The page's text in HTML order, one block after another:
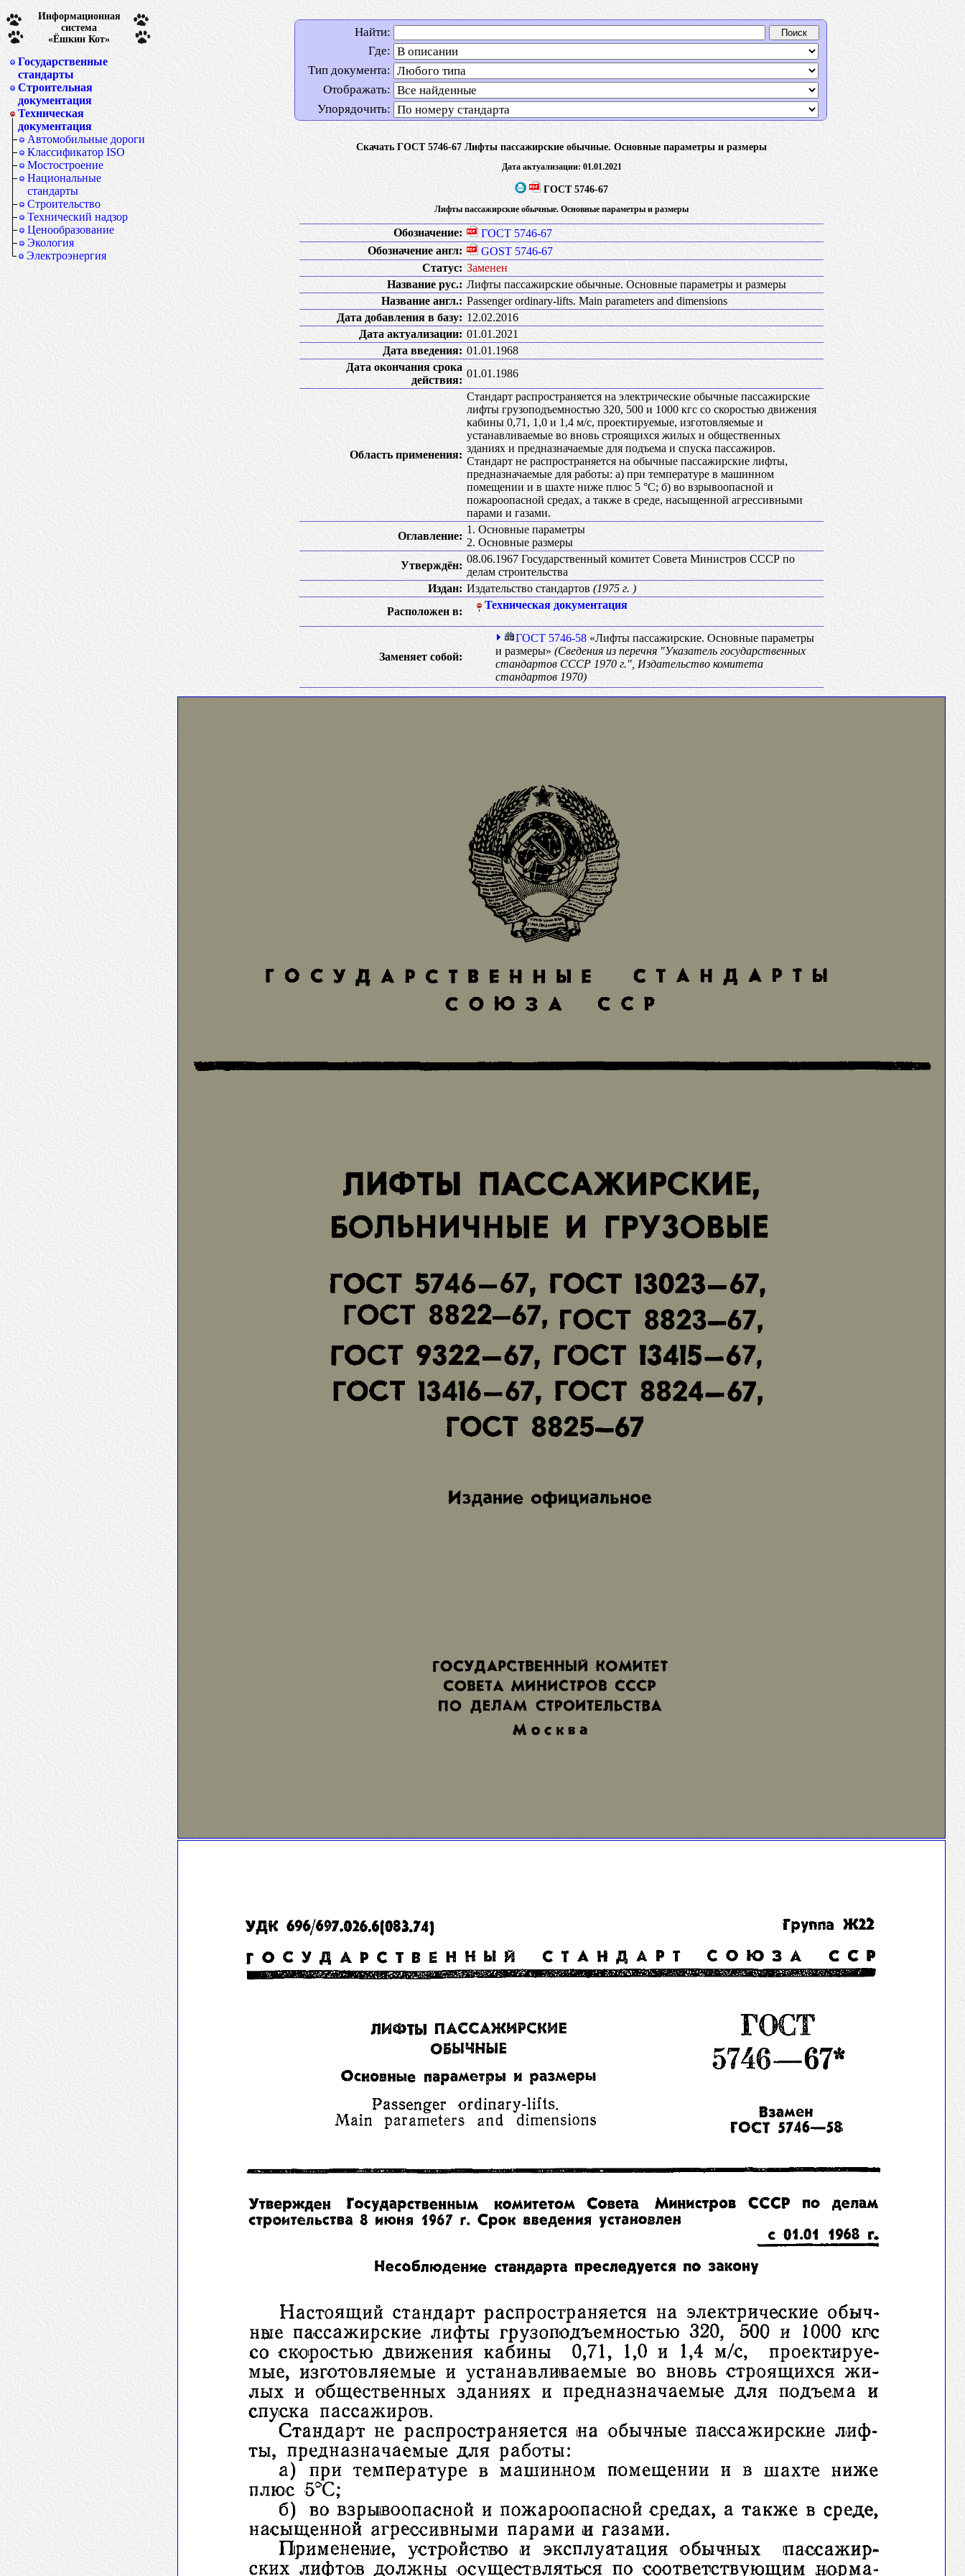
Информационная
система
«Ёшкин Кот»
Государственные
стандарты
Строительная
документация
Техническая
документация
Автомобильные дороги
Классификатор ISO
Мостостроение
Национальные
стандарты
Строительство
Технический надзор
Ценообразование
Экология
Электроэнергия
Найти:
Где:
Тип документа:
Отображать:
Упорядочить:
Скачать ГОСТ 5746-67 Лифты пассажирские обычные. Основные параметры и размеры
Дата актуализации: 01.01.2021
ГОСТ 5746-67
Лифты пассажирские обычные. Основные параметры и размеры
Обозначение:
ГОСТ 5746-67
Обозначение англ:
GOST 5746-67
Статус: Заменен
Название рус.: Лифты пассажирские обычные. Основные параметры и размеры
Название англ.: Passenger ordinary-lifts. Main parameters and dimensions
Дата добавления в базу: 12.02.2016
Дата актуализации: 01.01.2021
Дата введения: 01.01.1968
Дата окончания срока
действия:
01.01.1986
Область применения:
Стандарт распространяется на электрические обычные пассажирские
лифты грузоподъемностью 320, 500 и 1000 кгс со скоростью движения
кабины 0,71, 1,0 и 1,4 м/с, проектируемые, изготовляемые и
устанавливаемые во вновь строящихся жилых и общественных
зданиях и предназначаемые для подъема и спуска пассажиров.
Стандарт не распространяется на обычные пассажирские лифты,
предназначаемые для работы: а) при температуре в машинном
помещении и в шахте ниже плюс 5 °С; б) во взрывоопасной и
пожароопасной средах, а также в среде, насыщенной агрессивными
парами и газами.
Оглавление:
1. Основные параметры
2. Основные размеры
Утверждён:
08.06.1967 Государственный комитет Совета Министров СССР по
делам строительства
Издан: Издательство стандартов (1975 г. )
Расположен в:
Техническая документация
Заменяет собой:
ГОСТ 5746-58 «Лифты пассажирские. Основные параметры
и размеры» (Сведения из перечня "Указатель государственных
стандартов СССР 1970 г.", Издательство комитета
стандартов 1970)